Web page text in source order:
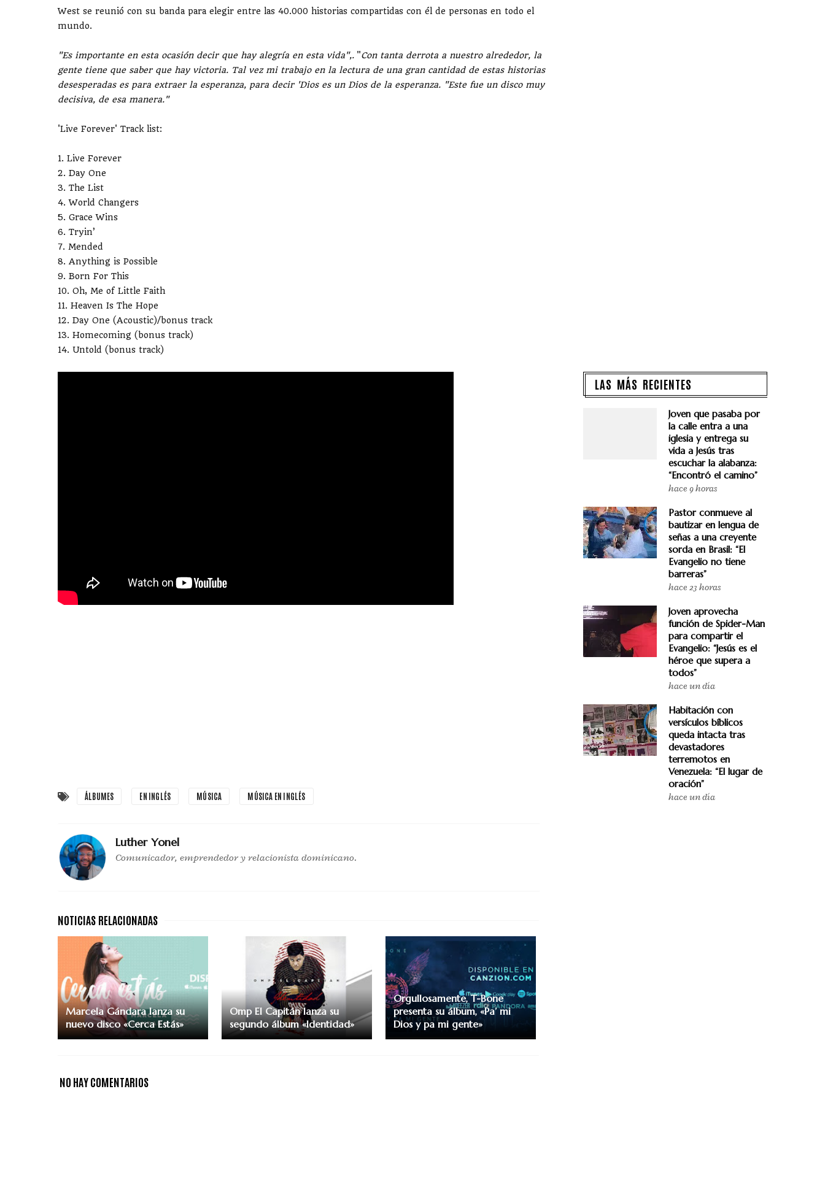
West se reunió con su banda para elegir entre las 40.000 historias compartidas con él de personas en todo el
mundo.
"Es importante en esta ocasión decir que hay alegría en esta vida",. "Con tanta derrota a nuestro alrededor, la
gente tiene que saber que hay victoria. Tal vez mi trabajo en la lectura de una gran cantidad de estas historias
desesperadas es para extraer la esperanza, para decir 'Dios es un Dios de la esperanza. "Este fue un disco muy
decisiva, de esa manera."
'Live Forever' Track list:
1. Live Forever
2. Day One
3. The List
4. World Changers
5. Grace Wins
6. Tryin’
7. Mended
8. Anything is Possible
9. Born For This
10. Oh, Me of Little Faith
11. Heaven Is The Hope
12. Day One (Acoustic)/bonus track
13. Homecoming (bonus track)
14. Untold (bonus track)
ÁLBUMES EN INGLÉS MÚSICA MÚSICA EN INGLÉS
Luther Yonel
Comunicador, emprendedor y relacionista dominicano.
Marcela Gándara lanza su
nuevo disco «Cerca Estás»
Omp El Capitán lanza su
segundo álbum «Identidad»
Orgullosamente, T-Bone
presenta su álbum, «Pa’ mi
Dios y pa mi gente»
NO HAY COMENTARIOS
LAS MÁS RECIENTES
Joven que pasaba por
la calle entra a una
iglesia y entrega su
vida a Jesús tras
escuchar la alabanza:
“Encontró el camino”
hace 9 horas
Pastor conmueve al
bautizar en lengua de
señas a una creyente
sorda en Brasil: “El
Evangelio no tiene
barreras”
hace 23 horas
Joven aprovecha
función de Spider-Man
para compartir el
Evangelio: “Jesús es el
héroe que supera a
todos”
hace un día
Habitación con
versículos bíblicos
queda intacta tras
devastadores
terremotos en
Venezuela: “El lugar de
oración”
hace un día